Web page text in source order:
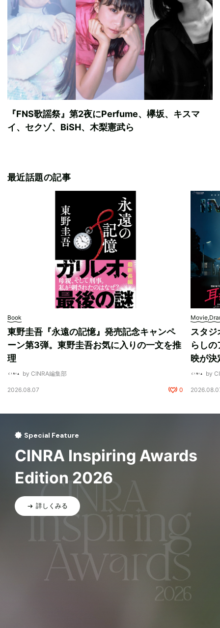
『FNS歌謡祭』第2夜にPerfume、欅坂、キスマ
イ、セクゾ、BiSH、木梨憲武ら
最近話題の記事
Book
東野圭吾『永遠の記憶』発売記念キャンペ
ーン第3弾。東野圭吾お気に入りの一文を推
理
by CINRA編集部
2026.08.07 0
スタジ
らし
映が決
by
Special Feature
CINRA Inspiring Awards
Edition 2026
詳しくみる